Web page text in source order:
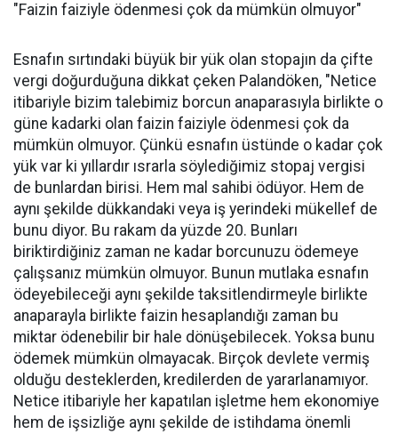
"Faizin faiziyle ödenmesi çok da mümkün olmuyor"
Esnafın sırtındaki büyük bir yük olan stopajın da çifte
vergi doğurduğuna dikkat çeken Palandöken, "Netice
itibariyle bizim talebimiz borcun anaparasıyla birlikte o
güne kadarki olan faizin faiziyle ödenmesi çok da
mümkün olmuyor. Çünkü esnafın üstünde o kadar çok
yük var ki yıllardır ısrarla söylediğimiz stopaj vergisi
de bunlardan birisi. Hem mal sahibi ödüyor. Hem de
aynı şekilde dükkandaki veya iş yerindeki mükellef de
bunu diyor. Bu rakam da yüzde 20. Bunları
biriktirdiğiniz zaman ne kadar borcunuzu ödemeye
çalışsanız mümkün olmuyor. Bunun mutlaka esnafın
ödeyebileceği aynı şekilde taksitlendirmeyle birlikte
anaparayla birlikte faizin hesaplandığı zaman bu
miktar ödenebilir bir hale dönüşebilecek. Yoksa bunu
ödemek mümkün olmayacak. Birçok devlete vermiş
olduğu desteklerden, kredilerden de yararlanamıyor.
Netice itibariyle her kapatılan işletme hem ekonomiye
hem de işsizliğe aynı şekilde de istihdama önemli